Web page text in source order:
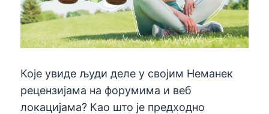
Које увиде људи деле у својим Неманек
рецензијама на форумима и веб
локацијама? Као што је предходно